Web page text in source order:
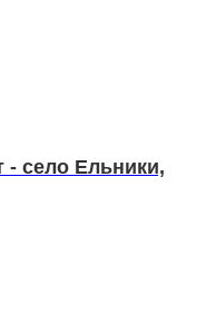
- село Ельники,